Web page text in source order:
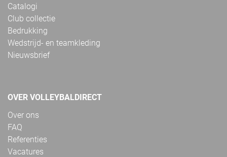
Catalogi
Club collectie
Bedrukking
Wedstrijd- en teamkleding
Nieuwsbrief
OVER VOLLEYBALDIRECT
Over ons
FAQ
Referenties
Vacatures